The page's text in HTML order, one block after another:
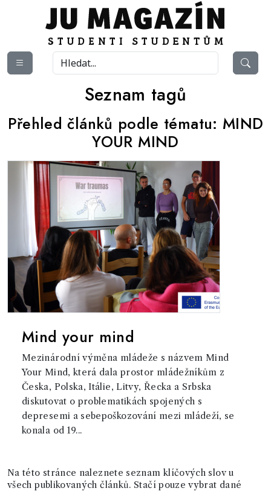
Seznam tagů
Přehled článků podle tématu: MIND
YOUR MIND
Mind your mind
Mezinárodní výměna mládeže s názvem Mind
Your Mind, která dala prostor mládežníkům z
Česka, Polska, Itálie, Litvy, Řecka a Srbska
diskutovat o problematikách spojených s
depresemi a sebepoškozování mezi mládeží, se
konala od 19...
Na této stránce naleznete seznam klíčových slov u
všech publikovaných článků. Stačí pouze vybrat dané